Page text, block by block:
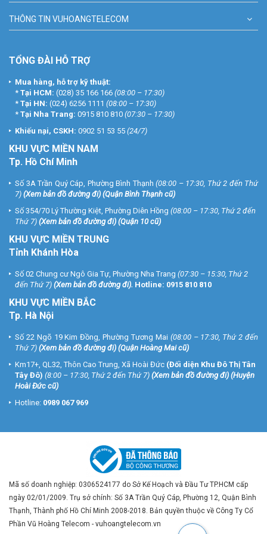
lượng sản phẩm mình mua.
Hikvision cho nhà xưởng quận 12
Quý khách hàng có nhu cầu
chuẩn HD chính hãng, xin vui lòng liên hệ ngay với chúng tôi qua
Tổng đài miễn phí 1900 9259 để được tư vấn và báo giá tốt nhất.
THÔNG TIN LIÊN HỆ ĐĂNG KÝ GÓI LẮP ĐẶT:
Hệ thống chi nhánh trên toàn quốc:
VUHOANGTELECOM chi nhánh 1
Điện thoại: (028) 35 166 166
VUHOANGTELECOM chi nhánh 2
Số 49 Lãnh Binh Thăng, Phường 12, Quận 11, Tp.HCM
Điện thoại: (028) 39 625 555
VUHOANGTELECOM chi nhánh 3
Điện thoại: (024) 6256 1111
VUHOANGTELECOM chi nhánh 4
246 Giáp Bát, P. Giáp Bát, Q. Hoàng Mai, Tp.HN
Tổng đài Chăm Sóc Khách Hàng Miễn Phí:1900 9259
chính)
Website: www.vuhoangtelecom.vn
THÔNG TIN VUHOANGTELECOM
TỔNG ĐÀI HỖ TRỢ
Mua hàng, hỗ trợ kỹ thuật:
* Tại HCM: (028) 35 166 166 (08:00 – 17:30)
* Tại HN: (024) 6256 1111 (08:00 – 17:30)
* Tại Nha Trang: 0915 810 810 (07:30 – 17:30)
Khiếu nại, CSKH: 0902 51 53 55 (24/7)
KHU VỰC MIỀN NAM
Tp. Hồ Chí Minh
Số 3A Trần Quý Cáp, Phường Bình Thạnh (08:00 – 17:30, Thứ 2 đến Thứ
7) (Xem bản đồ đường đi) (Quận Bình Thạnh cũ)
Số 354/70 Lý Thường Kiệt, Phường Diên Hồng (08:00 – 17:30, Thứ 2 đến
Thứ 7) (Xem bản đồ đường đi) (Quận 10 cũ)
KHU VỰC MIỀN TRUNG
Tỉnh Khánh Hòa
Số 02 Chung cư Ngô Gia Tự, Phường Nha Trang (07:30 – 15:30, Thứ 2
đến Thứ 7) (Xem bản đồ đường đi). Hotline: 0915 810 810
KHU VỰC MIỀN BẮC
Tp. Hà Nội
Số 22 Ngõ 19 Kim Đồng, Phường Tương Mai (08:00 – 17:30, Thứ 2 đến
Thứ 7) (Xem bản đồ đường đi) (Quận Hoàng Mai cũ)
Km17+, QL32, Thôn Cao Trung, Xã Hoài Đức (Đối diện Khu Đô Thị Tân
Tây Đô) (8:00 – 17:30, Thứ 2 đến Thứ 7) (Xem bản đồ đường đi) (Huyện
Hoài Đức cũ)
Hotline: 0989 067 969
Mã số doanh nghiệp: 0306524177 do Sở Kế Hoạch và Đầu Tư TP.HCM cấp
ngày 02/01/2009. Trụ sở chính: Số 3A Trần Quý Cáp, Phường 12, Quận Bình
Thạnh, Thành phố Hồ Chí Minh 2008-2018. Bản quyền thuộc về Công Ty Cổ
Phần Vũ Hoàng Telecom - vuhoangtelecom.vn